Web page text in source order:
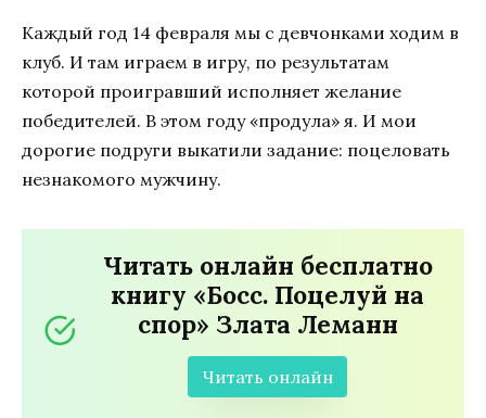
Каждый год 14 февраля мы с девчонками ходим в
клуб. И там играем в игру, по результатам
которой проигравший исполняет желание
победителей. В этом году «продула» я. И мои
дорогие подруги выкатили задание: поцеловать
незнакомого мужчину.
Читать онлайн бесплатно
книгу «Босс. Поцелуй на
спор» Злата Леманн
Читать онлайн